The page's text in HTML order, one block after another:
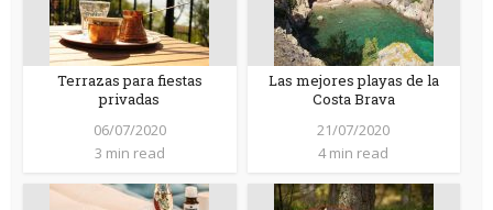
Terrazas para fiestas
privadas
06/07/2020
3 min read
Las mejores playas de la
Costa Brava
21/07/2020
4 min read